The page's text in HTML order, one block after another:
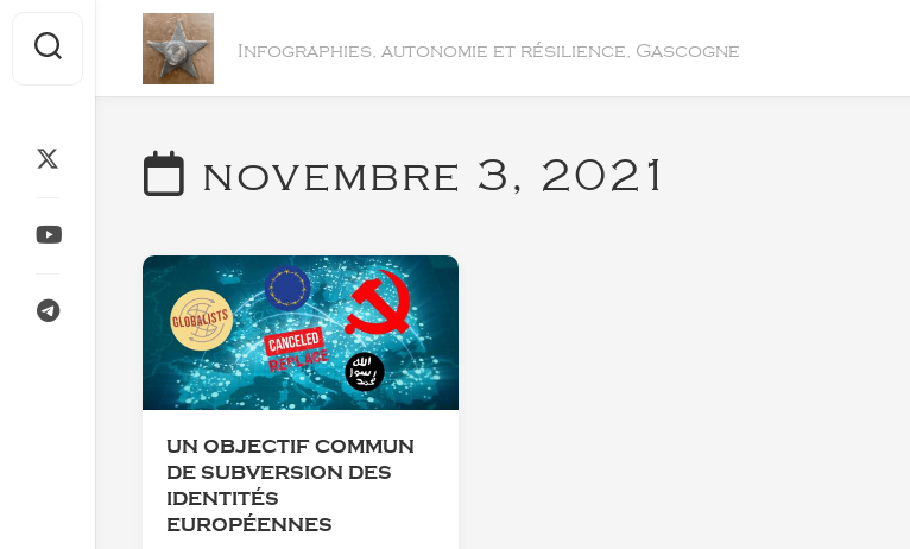
content
Infographies, autonomie et résilience, Gascogne
novembre 3, 2021
UN OBJECTIF COMMUN
DE SUBVERSION DES
IDENTITÉS
EUROPÉENNES